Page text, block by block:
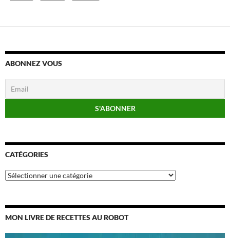
ABONNEZ VOUS
CATÉGORIES
Catégories
MON LIVRE DE RECETTES AU ROBOT